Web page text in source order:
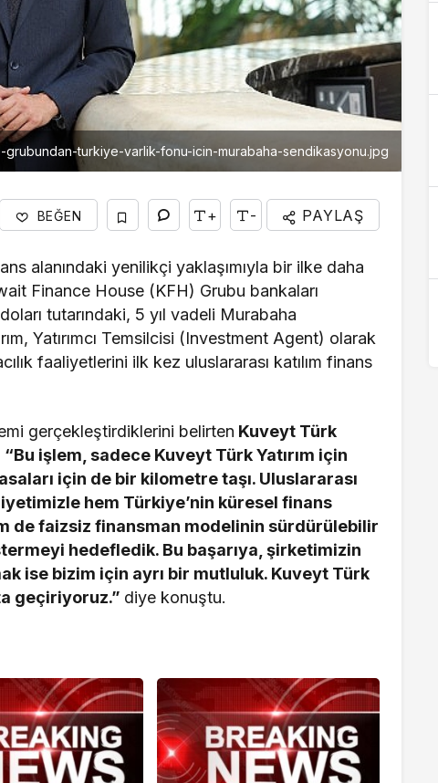
turkiye-varlik-fonu-icin-murabaha-sendikasyonu.jpg
BEĞEN + - PAYLAŞ
alanındaki yenilikçi yaklaşımıyla bir ilke daha
Finance House (KFH) Grubu bankaları
tutarındaki, 5 yıl vadeli Murabaha
Yatırımcı Temsilcisi (Investment Agent) olarak
faaliyetlerini ilk kez uluslararası katılım finans
gerçekleştirdiklerini belirten Kuveyt Türk
“Bu işlem, sadece Kuveyt Türk Yatırım için
için de bir kilometre taşı. Uluslararası
hem Türkiye’nin küresel finans
de faizsiz finansman modelinin sürdürülebilir
hedefledik. Bu başarıya, şirketimizin
ise bizim için ayrı bir mutluluk. Kuveyt Türk
geçiriyoruz.” diye konuştu.